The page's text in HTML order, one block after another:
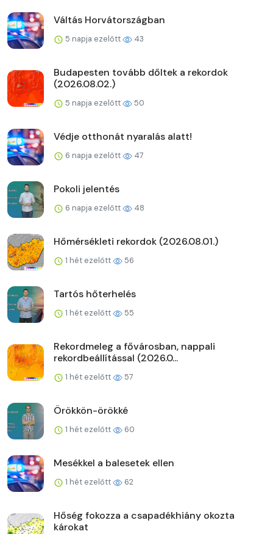
Váltás Horvátországban
5 napja ezelőtt 43
Budapesten tovább dőltek a rekordok
(2026.08.02.)
5 napja ezelőtt 50
Védje otthonát nyaralás alatt!
6 napja ezelőtt 47
Pokoli jelentés
6 napja ezelőtt 48
Hőmérsékleti rekordok (2026.08.01.)
1 hét ezelőtt 56
Tartós hőterhelés
1 hét ezelőtt 55
Rekordmeleg a fővárosban, nappali
rekordbeállítással (2026.0...
1 hét ezelőtt 57
Örökkön-örökké
1 hét ezelőtt 60
Mesékkel a balesetek ellen
1 hét ezelőtt 62
Hőség fokozza a csapadékhiány okozta
károkat